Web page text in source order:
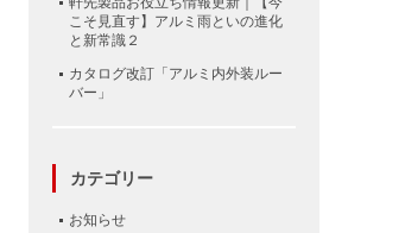
こそ見直す】アルミ雨といの進化
と新常識２
カタログ改訂「アルミ内外装ルー
バー」
カテゴリー
お知らせ